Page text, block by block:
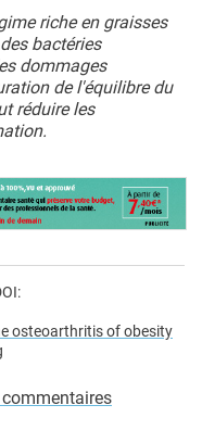
riche en graisses
bactéries
dommages
de l'équilibre du
réduire les
osteoarthritis of obesity